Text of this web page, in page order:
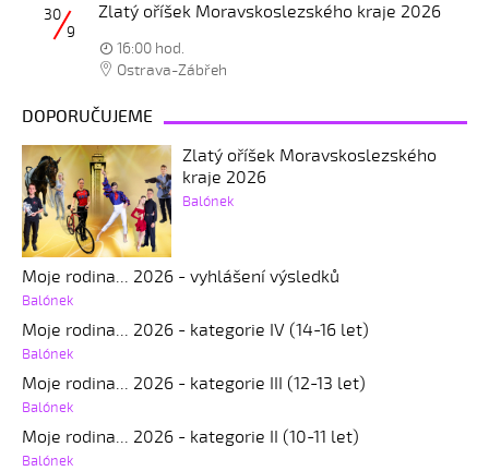
Zlatý oříšek Moravskoslezského kraje 2026
30
9
16:00 hod.
Ostrava-Zábřeh
DOPORUČUJEME
Zlatý oříšek Moravskoslezského
kraje 2026
Balónek
Moje rodina... 2026 - vyhlášení výsledků
Balónek
Moje rodina... 2026 - kategorie IV (14-16 let)
Balónek
Moje rodina... 2026 - kategorie III (12-13 let)
Balónek
Moje rodina... 2026 - kategorie II (10-11 let)
Balónek